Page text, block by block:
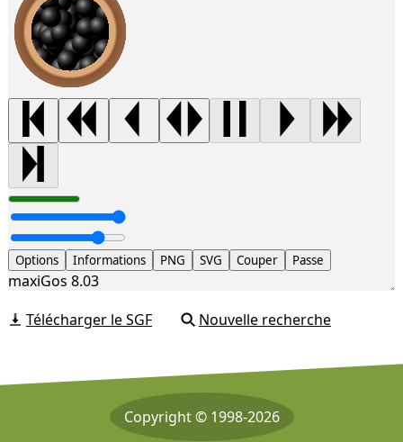
Options Informations PNG SVG Couper Passe
maxiGos 8.03
Télécharger le SGF
Nouvelle recherche
Copyright © 1998-2026